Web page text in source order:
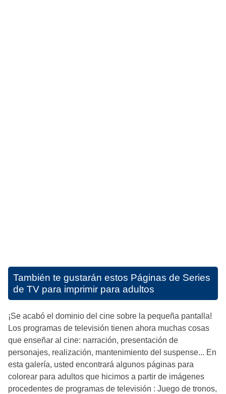
También te gustarán estos Páginas de Series
de TV para imprimir para adultos
¡Se acabó el dominio del cine sobre la pequeña pantalla!
Los programas de televisión tienen ahora muchas cosas
que enseñar al cine: narración, presentación de
personajes, realización, mantenimiento del suspense... En
esta galería, usted encontrará algunos páginas para
colorear para adultos que hicimos a partir de imágenes
procedentes de programas de televisión : Juego de tronos,